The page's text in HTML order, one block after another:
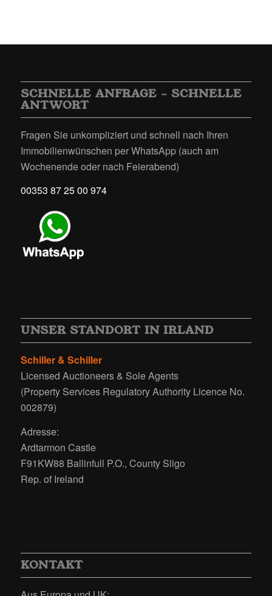
SCHNELLE ANFRAGE – SCHNELLE
ANTWORT
Fragen Sie unkompliziert und schnell nach Ihren
Immobilienwünschen per WhatsApp (auch am
Wochenende oder nach Feierabend)
00353 87 25 00 974
UNSER STANDORT IN IRLAND
Schiller & Schiller
Licensed Auctioneers & Sole Agents
(Property Services Regulatory Authority Licence No.
002879)
Adresse:
Ardtarmon Castle
F91KW88 Ballinfull P.O., County Sligo
Rep. of Ireland
KONTAKT